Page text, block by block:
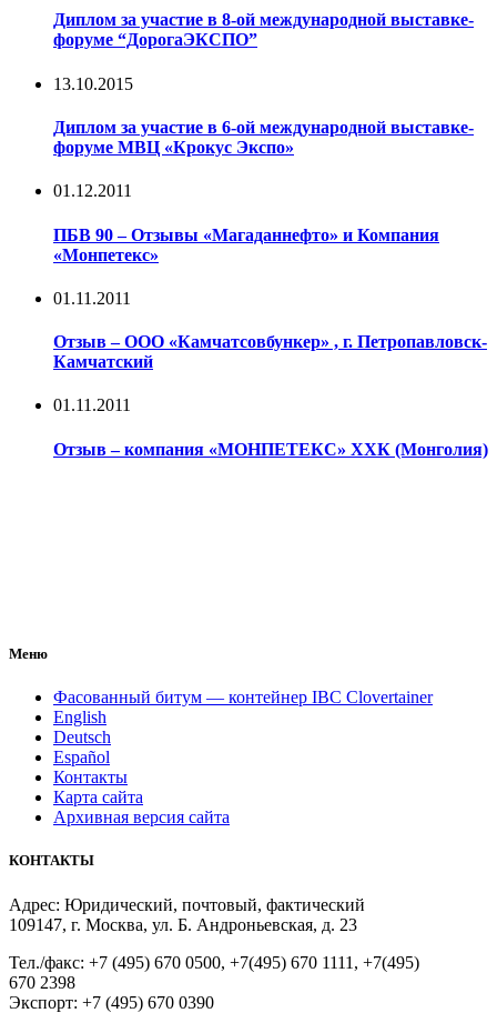
Диплом за участие в 8-ой международной выставке-
форуме “ДорогаЭКСПО”
13.10.2015
Диплом за участие в 6-ой международной выставке-
форуме МВЦ «Крокус Экспо»
01.12.2011
ПБВ 90 – Отзывы «Магаданнефто» и Компания
«Монпетекс»
01.11.2011
Отзыв – ООО «Камчатсовбункер» , г. Петропавловск-
Камчатский
01.11.2011
Отзыв – компания «МОНПЕТЕКС» ХХК (Монголия)
Меню
Фасованный битум — контейнер IBC Clovertainer
English
Deutsch
Español
Контакты
Карта сайта
Архивная версия сайта
КОНТАКТЫ
Адрес: Юридический, почтовый, фактический
109147, г. Москва, ул. Б. Андроньевская, д. 23
Тел./факс: +7 (495) 670 0500, +7(495) 670 1111, +7(495)
670 2398
Экспорт: +7 (495) 670 0390